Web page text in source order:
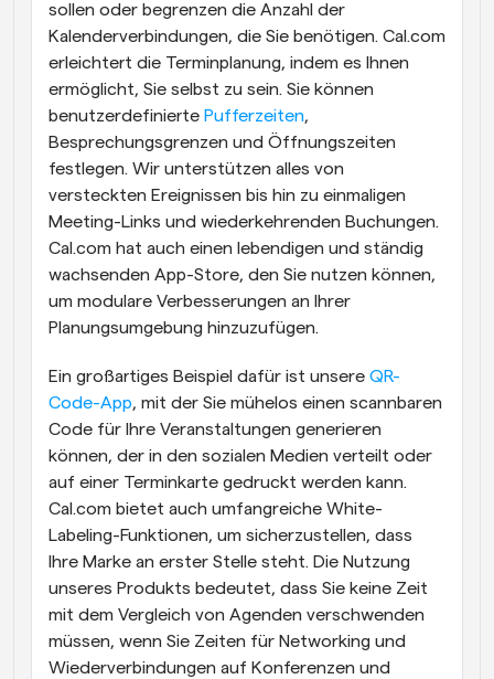
sollen oder begrenzen die Anzahl der
Kalenderverbindungen, die Sie benötigen. Cal.com
erleichtert die Terminplanung, indem es Ihnen
ermöglicht, Sie selbst zu sein. Sie können
benutzerdefinierte Pufferzeiten,
Besprechungsgrenzen und Öffnungszeiten
festlegen. Wir unterstützen alles von
versteckten Ereignissen bis hin zu einmaligen
Meeting-Links und wiederkehrenden Buchungen.
Cal.com hat auch einen lebendigen und ständig
wachsenden App-Store, den Sie nutzen können,
um modulare Verbesserungen an Ihrer
Planungsumgebung hinzuzufügen.
Ein großartiges Beispiel dafür ist unsere QR-
Code-App, mit der Sie mühelos einen scannbaren
Code für Ihre Veranstaltungen generieren
können, der in den sozialen Medien verteilt oder
auf einer Terminkarte gedruckt werden kann.
Cal.com bietet auch umfangreiche White-
Labeling-Funktionen, um sicherzustellen, dass
Ihre Marke an erster Stelle steht. Die Nutzung
unseres Produkts bedeutet, dass Sie keine Zeit
mit dem Vergleich von Agenden verschwenden
müssen, wenn Sie Zeiten für Networking und
Wiederverbindungen auf Konferenzen und